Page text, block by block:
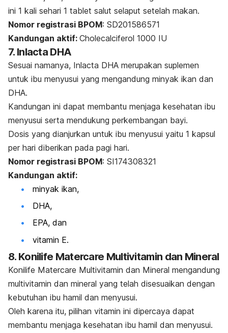
ini 1 kali sehari 1 tablet salut selaput setelah makan.
Nomor registrasi BPOM: SD201586571
Kandungan aktif: Cholecalciferol 1000 IU
7. Inlacta DHA
Sesuai namanya, Inlacta DHA merupakan suplemen
untuk ibu menyusui yang mengandung minyak ikan dan
DHA.
Kandungan ini dapat membantu menjaga kesehatan ibu
menyusui serta mendukung perkembangan bayi.
Dosis yang dianjurkan untuk ibu menyusui yaitu 1 kapsul
per hari diberikan pada pagi hari.
Nomor registrasi BPOM: SI174308321
Kandungan aktif:
minyak ikan,
DHA,
EPA, dan
vitamin E.
8. Konilife Matercare Multivitamin dan Mineral
Konilife Matercare Multivitamin dan Mineral mengandung
multivitamin dan mineral yang telah disesuaikan dengan
kebutuhan ibu hamil dan menyusui.
Oleh karena itu, pilihan vitamin ini dipercaya dapat
membantu menjaga kesehatan ibu hamil dan menyusui.